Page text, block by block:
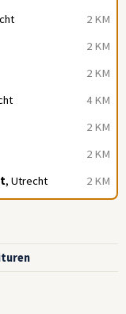
2 KM
2 KM
2 KM
4 KM
2 KM
2 KM
2 KM
, Utrecht